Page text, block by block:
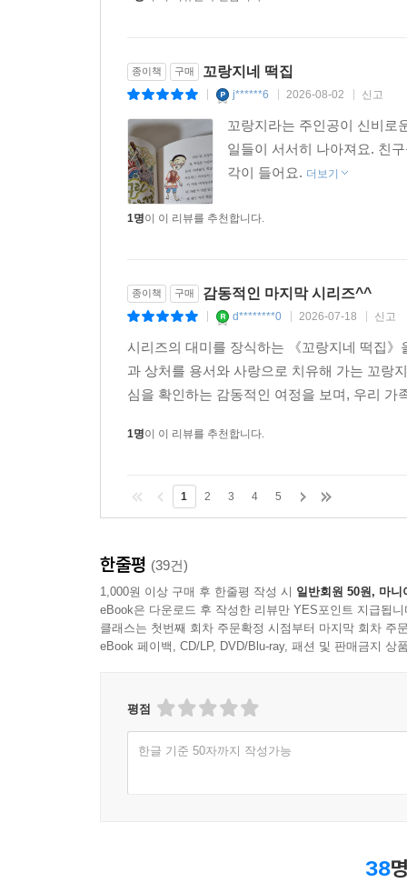
종이책 구매 꼬랑지네 떡집
j******6 2026-08-02 신고
꼬랑지라는 주인공이 신비로
일들이 서서히 나아져요. 친
각이 들어요. 더보기
1명이 이 리뷰를 추천합니다.
종이책 구매 감동적인 마지막 시리즈^^
d********0 2026-07-18 신고
시리즈의 대미를 장식하는 《꼬랑지네 떡집
과 상처를 용서와 사랑으로 치유해 가는 꼬랑
심을 확인하는 감동적인 여정을 보며, 우리
1명이 이 리뷰를 추천합니다.
1 2 3 4 5
한줄평 (39건)
1,000원 이상 구매 후 한줄평 작성 시 일반회원 50원, 마니
eBook은 다운로드 후 작성한 리뷰만 YES포인트 지급됩니
클래스는 첫번째 회차 주문확정 시점부터 마지막 회차 주
eBook 페이백, CD/LP, DVD/Blu-ray, 패션 및 판매금지 상
평점
한글 기준 50자까지 작성가능
38